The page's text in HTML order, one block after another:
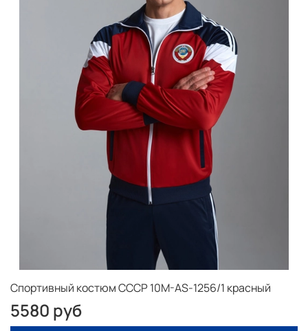
Спортивный костюм СССР 10M-AS-1256/1 красный
5580 руб